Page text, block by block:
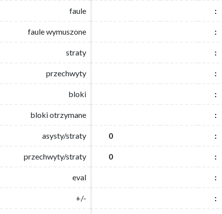
faule :
faule wymuszone :
straty :
przechwyty :
bloki :
bloki otrzymane :
asysty/straty 0 :
przechwyty/straty 0 :
eval :
+/- :
faule :
faule wymuszone :
straty :
przechwyty :
bloki :
bloki otrzymane :
asysty/straty 0 :
przechwyty/straty 0 :
eval :
+/- :